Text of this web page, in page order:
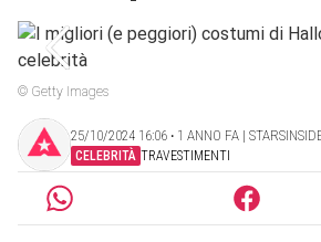
© Getty Images
25/10/2024 16:06 ‧ 1 ANNO FA |
CELEBRITÀ TRAVESTIMENTI